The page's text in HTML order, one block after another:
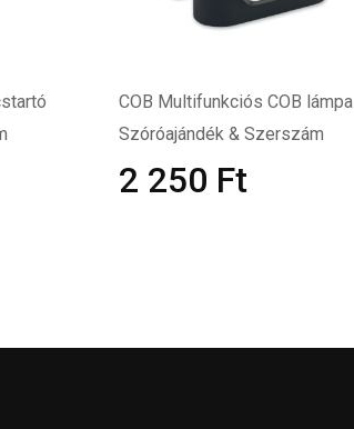
COB Multifunkciós COB lámpa
Szóróajándék & Szerszám
2 250 Ft